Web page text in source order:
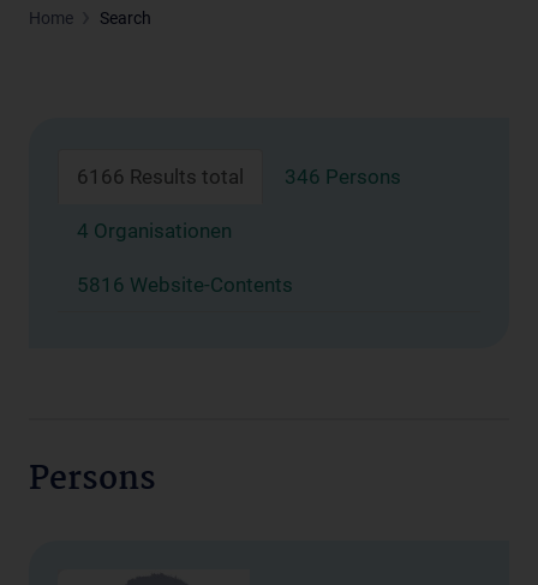
Home Search
6166 Results total 346 Persons
4 Organisationen
5816 Website-Contents
Persons